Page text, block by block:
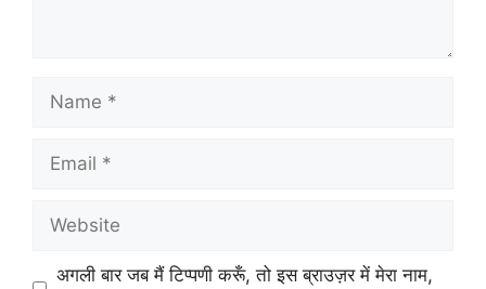
अगली बार जब मैं टिप्पणी करूँ, तो इस ब्राउज़र में मेरा नाम,